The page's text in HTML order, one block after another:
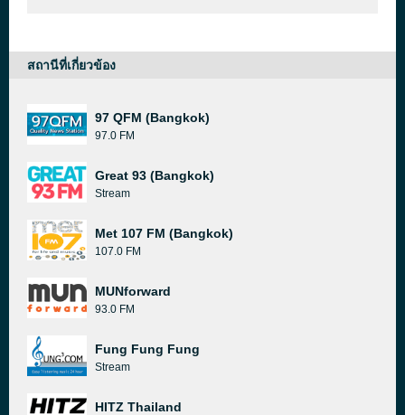
สถานีที่เกี่ยวข้อง
97 QFM (Bangkok)
97.0 FM
Great 93 (Bangkok)
Stream
Met 107 FM (Bangkok)
107.0 FM
MUNforward
93.0 FM
Fung Fung Fung
Stream
HITZ Thailand